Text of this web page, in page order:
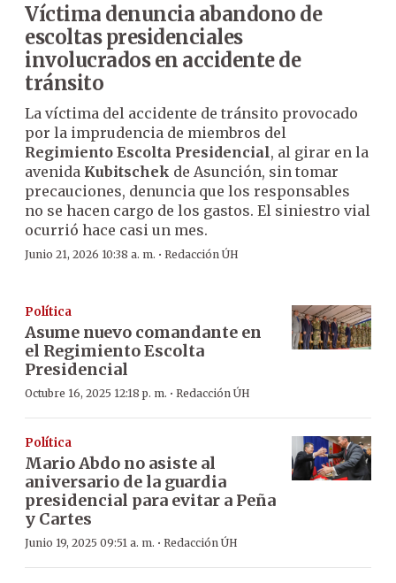
Víctima denuncia abandono de
escoltas presidenciales
involucrados en accidente de
tránsito
La víctima del accidente de tránsito provocado
por la imprudencia de miembros del
Regimiento Escolta Presidencial, al girar en la
avenida Kubitschek de Asunción, sin tomar
precauciones, denuncia que los responsables
no se hacen cargo de los gastos. El siniestro vial
ocurrió hace casi un mes.
Junio 21, 2026 10:38 a. m. · Redacción ÚH
Política
Asume nuevo comandante en
el Regimiento Escolta
Presidencial
Octubre 16, 2025 12:18 p. m. · Redacción ÚH
Política
Mario Abdo no asiste al
aniversario de la guardia
presidencial para evitar a Peña
y Cartes
Junio 19, 2025 09:51 a. m. · Redacción ÚH